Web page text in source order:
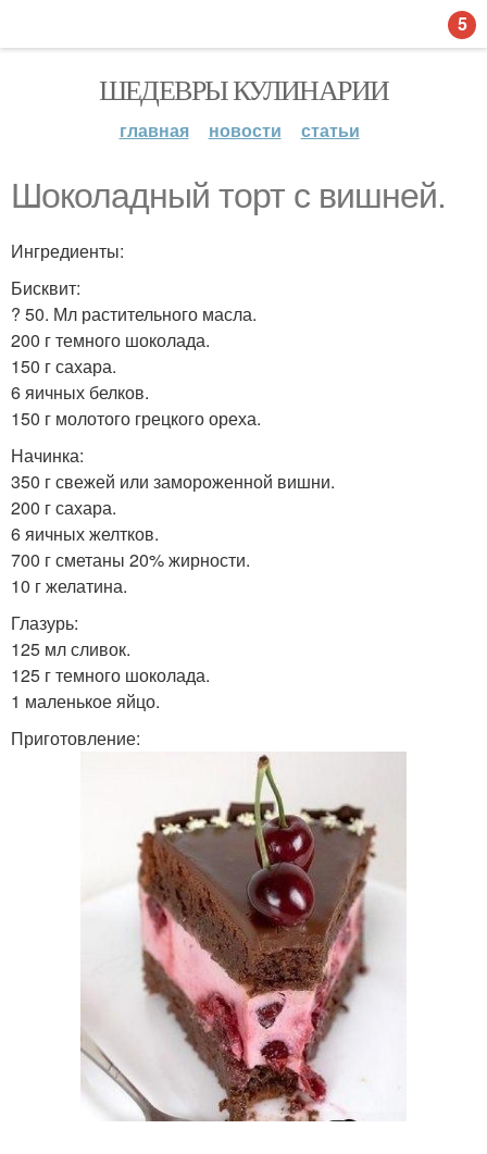
ШЕДЕВРЫ КУЛИНАРИИ
главная новости статьи
Шоколадный торт с вишней.
Ингредиенты:
Бисквит:
? 50. Мл растительного масла.
200 г темного шоколада.
150 г сахара.
6 яичных белков.
150 г молотого грецкого ореха.
Начинка:
350 г свежей или замороженной вишни.
200 г сахара.
6 яичных желтков.
700 г сметаны 20% жирности.
10 г желатина.
Глазурь:
125 мл сливок.
125 г темного шоколада.
1 маленькое яйцо.
Приготовление:
5